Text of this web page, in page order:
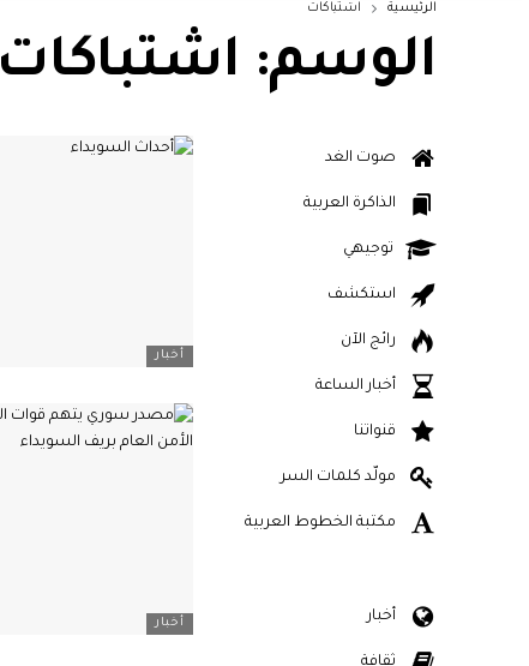
الرئيسية اشتباكات
الوسم: اشتباكات
أخبار
أخبار
صوت الغد
الذاكرة العربية
توجيهي
استكشف
رائج الآن
أخبار الساعة
قنواتنا
مولّد كلمات السر
مكتبة الخطوط العربية
أخبار
ثقافة